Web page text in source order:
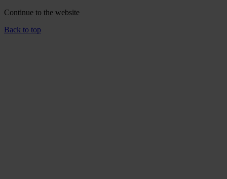
Continue to the website
Back to top